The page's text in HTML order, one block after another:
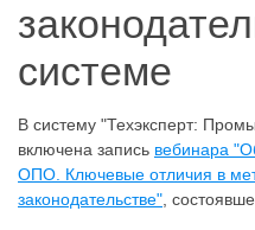
системе
В систему "Техэксперт:
включена запись вебинара
ОПО. Ключевые отличия в
законодательстве" ,